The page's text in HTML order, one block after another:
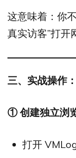
这意味着：你
真实访客”打开
三、实战操作
①创建独立浏
打开